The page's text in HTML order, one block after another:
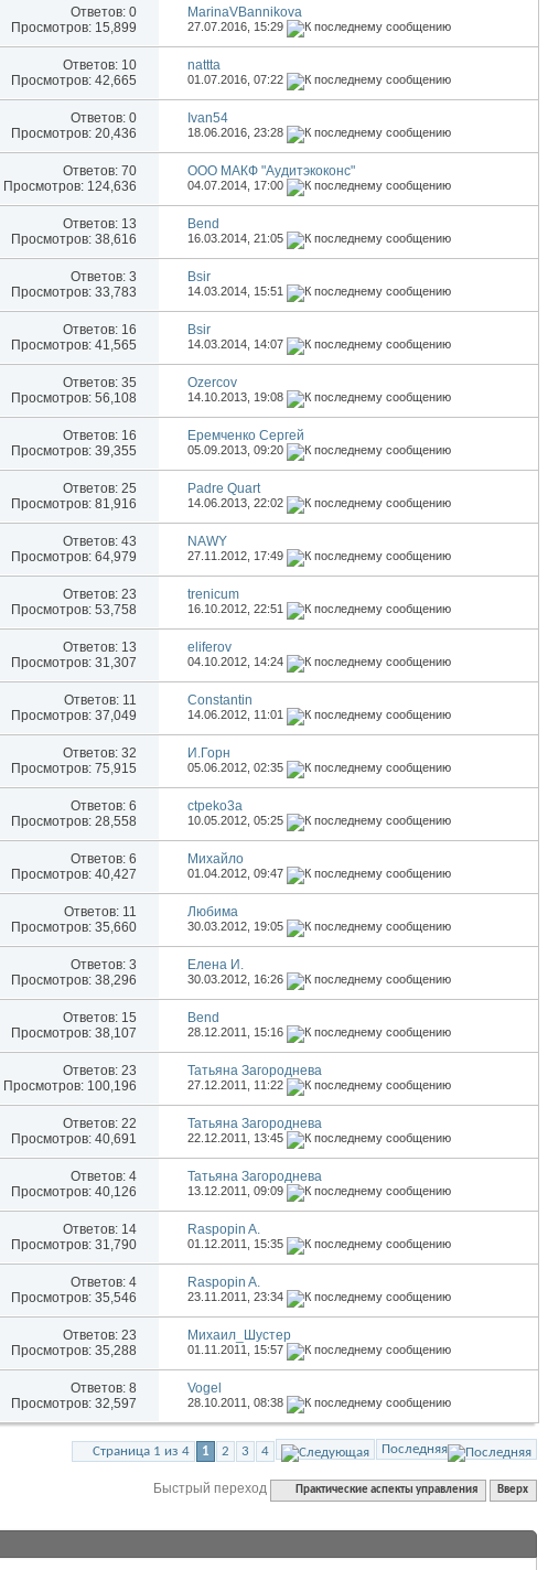
Ответов: 0
Просмотров: 15,899
MarinaVBannikova
27.07.2016, 15:29
Ответов: 10
Просмотров: 42,665
nattta
01.07.2016,07:22
Ответов: 0
Просмотров: 20,436
Ivan54
18.06.2016,23:28
Ответов: 70
Просмотров: 124,636
ООО МАКФ "Аудитэкоконс"
04.07.2014, 17:00
Ответов: 13
Просмотров: 38,616
Bend
16.03.2014,21:05
Ответов: 3
Просмотров: 33,783
Bsir
14.03.2014, 15:51
Ответов: 16
Просмотров: 41,565
Bsir
14.03.2014, 14:07
Ответов: 35
Просмотров: 56,108
Ozercov
14.10.2013, 19:08
Ответов: 16
Просмотров: 39,355
Еремченко Сергей
05.09.2013,09:20
Ответов: 25
Просмотров: 81,916
Padre Quart
14.06.2013,22:02
Ответов: 43
Просмотров: 64,979
NAWY
27.11.2012, 17:49
Ответов: 23
Просмотров: 53,758
trenicum
16.10.2012,22:51
Ответов: 13
Просмотров: 31,307
eliferov
04.10.2012, 14:24
Ответов: 11
Просмотров: 37,049
Constantin
14.06.2012, 11:01
Ответов: 32
Просмотров: 75,915
И.Горн
05.06.2012,02:35
Ответов: 6
Просмотров: 28,558
ctpeko3a
10.05.2012,05:25
Ответов: 6
Просмотров: 40,427
Михайло
01.04.2012,09:47
Ответов: 11
Просмотров: 35,660
Любима
30.03.2012, 19:05
Ответов: 3
Просмотров: 38,296
Елена И.
30.03.2012, 16:26
Ответов: 15
Просмотров: 38,107
Bend
28.12.2011, 15:16
Ответов: 23
Просмотров: 100,196
Татьяна Загороднева
27.12.2011, 11:22
Ответов: 22
Просмотров: 40,691
Татьяна Загороднева
22.12.2011, 13:45
Ответов: 4
Просмотров: 40,126
Татьяна Загороднева
13.12.2011,09:09
Ответов: 14
Просмотров: 31,790
Raspopin A.
01.12.2011, 15:35
Ответов: 4
Просмотров: 35,546
Raspopin A.
23.11.2011,23:34
Ответов: 23
Просмотров: 35,288
Михаил_Шустер
01.11.2011, 15:57
Ответов: 8
Просмотров: 32,597
Vogel
28.10.2011,08:38
Страница 1 из 4 1 2 3 4 Последняя
Быстрый переход Практические аспекты управления Вверх